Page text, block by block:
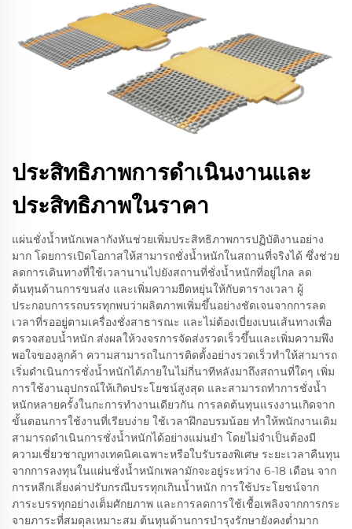
ประสิทธิภาพการดําเนินงานและ
ประสิทธิภาพในราคา
แผ่นชั่งน้ำหนักเพลากังหันช่วยเพิ่มประสิทธิภาพการปฏิบัติงานอย่าง
มาก โดยการเปิดโอกาสให้สามารถชั่งน้ำหนักในสถานที่จริงได้ ซึ่งช่วย
ลดการเดินทางที่ใช้เวลานานไปยังสถานที่ชั่งน้ำหนักที่อยู่ไกล ลด
ต้นทุนด้านการขนส่ง และเพิ่มความยืดหยุ่นให้กับตารางเวลา ผู้
ประกอบการรถบรรทุกพบว่าผลิตภาพเพิ่มขึ้นอย่างชัดเจนจากการลด
เวลาที่รออยู่ตามเครื่องชั่งสาธารณะ และไม่ต้องเบี่ยงเบนเส้นทางเพื่อ
ตรวจสอบน้ำหนัก ส่งผลให้วงจรการจัดส่งรวดเร็วขึ้นและเพิ่มความพึง
พอใจของลูกค้า ความสามารถในการติดตั้งอย่างรวดเร็วทำให้สามารถ
เริ่มดำเนินการชั่งน้ำหนักได้ภายในไม่กี่นาทีหลังมาถึงสถานที่ใดๆ เพิ่ม
การใช้งานอุปกรณ์ให้เกิดประโยชน์สูงสุด และสามารถทำการชั่งน้ำ
หนักหลายครั้งในกะการทำงานเดียวกัน การลดต้นทุนแรงงานเกิดจาก
ขั้นตอนการใช้งานที่เรียบง่าย ใช้เวลาฝึกอบรมน้อย ทำให้พนักงานเดิม
สามารถดำเนินการชั่งน้ำหนักได้อย่างแม่นยำ โดยไม่จำเป็นต้องมี
ความเชี่ยวชาญทางเทคนิคเฉพาะหรือใบรับรองพิเศษ ระยะเวลาคืนทุน
จากการลงทุนในแผ่นชั่งน้ำหนักเพลามักจะอยู่ระหว่าง 6-18 เดือน จาก
การหลีกเลี่ยงค่าปรับกรณีบรรทุกเกินน้ำหนัก การใช้ประโยชน์จาก
ภาระบรรทุกอย่างเต็มศักยภาพ และการลดการใช้เชื้อเพลิงจากการกระ
จายภาระที่สมดุลเหมาะสม ต้นทุนด้านการบำรุงรักษายังคงต่ำมาก